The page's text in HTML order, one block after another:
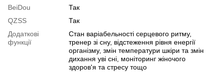
BeiDou
Так
QZSS
Так
Додаткові
функції
Стан варіабельності серцевого ритму,
тренер зі сну, відстеження рівня енергії
організму, змін температури шкіри та змін
дихання уві сні, моніторинг жіночого
здоров'я та стресу тощо